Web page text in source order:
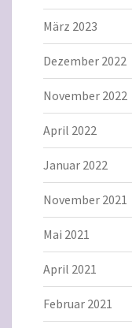
März 2023
Dezember 2022
November 2022
April 2022
Januar 2022
November 2021
Mai 2021
April 2021
Februar 2021